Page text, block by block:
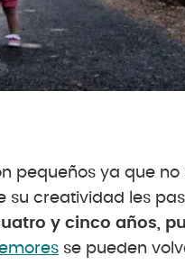
pequeños ya que
su creatividad les
y cinco años,
se pueden